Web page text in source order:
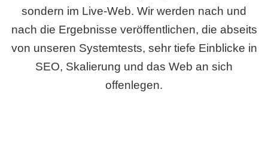
sondern im Live-Web. Wir werden nach und
nach die Ergebnisse veröffentlichen, die abseits
von unseren Systemtests, sehr tiefe Einblicke in
SEO, Skalierung und das Web an sich
offenlegen.